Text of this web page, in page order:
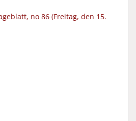
no 86 (Freitag, den 15.